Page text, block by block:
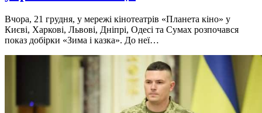
Вчора, 21 грудня, у мережі кінотеатрів «Планета кіно» у
Києві, Харкові, Львові, Дніпрі, Одесі та Сумах розпочався
показ добірки «Зима і казка». До неї…